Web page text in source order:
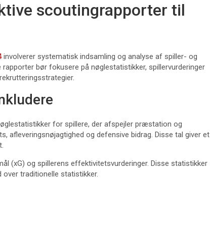
scoutingrapporter til
involverer systematisk indsamling og analyse af spiller- og
bør fokusere på nøglestatistikker, spillervurderinger
for spillere, der afspejler præstation og
afleveringsnøjagtighed og defensive bidrag. Disse tal giver et
(xG) og spillerens effektivitetsvurderinger. Disse statistikker
over traditionelle statistikker.